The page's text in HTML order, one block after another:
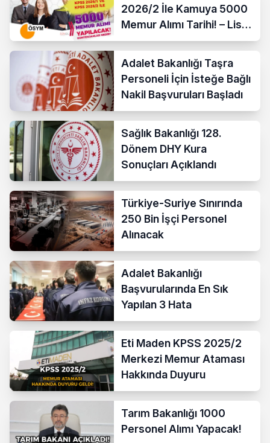
2026/2 İle Kamuya 5000
Memur Alımı Tarihi! – Lise,
Ön Lisans ve Lisans
Adalet Bakanlığı Taşra
Personeli İçin İsteğe Bağlı
Nakil Başvuruları Başladı
Sağlık Bakanlığı 128.
Dönem DHY Kura
Sonuçları Açıklandı
Türkiye-Suriye Sınırında
250 Bin İşçi Personel
Alınacak
Adalet Bakanlığı
Başvurularında En Sık
Yapılan 3 Hata
Eti Maden KPSS 2025/2
Merkezi Memur Ataması
Hakkında Duyuru
Tarım Bakanlığı 1000
Personel Alımı Yapacak!